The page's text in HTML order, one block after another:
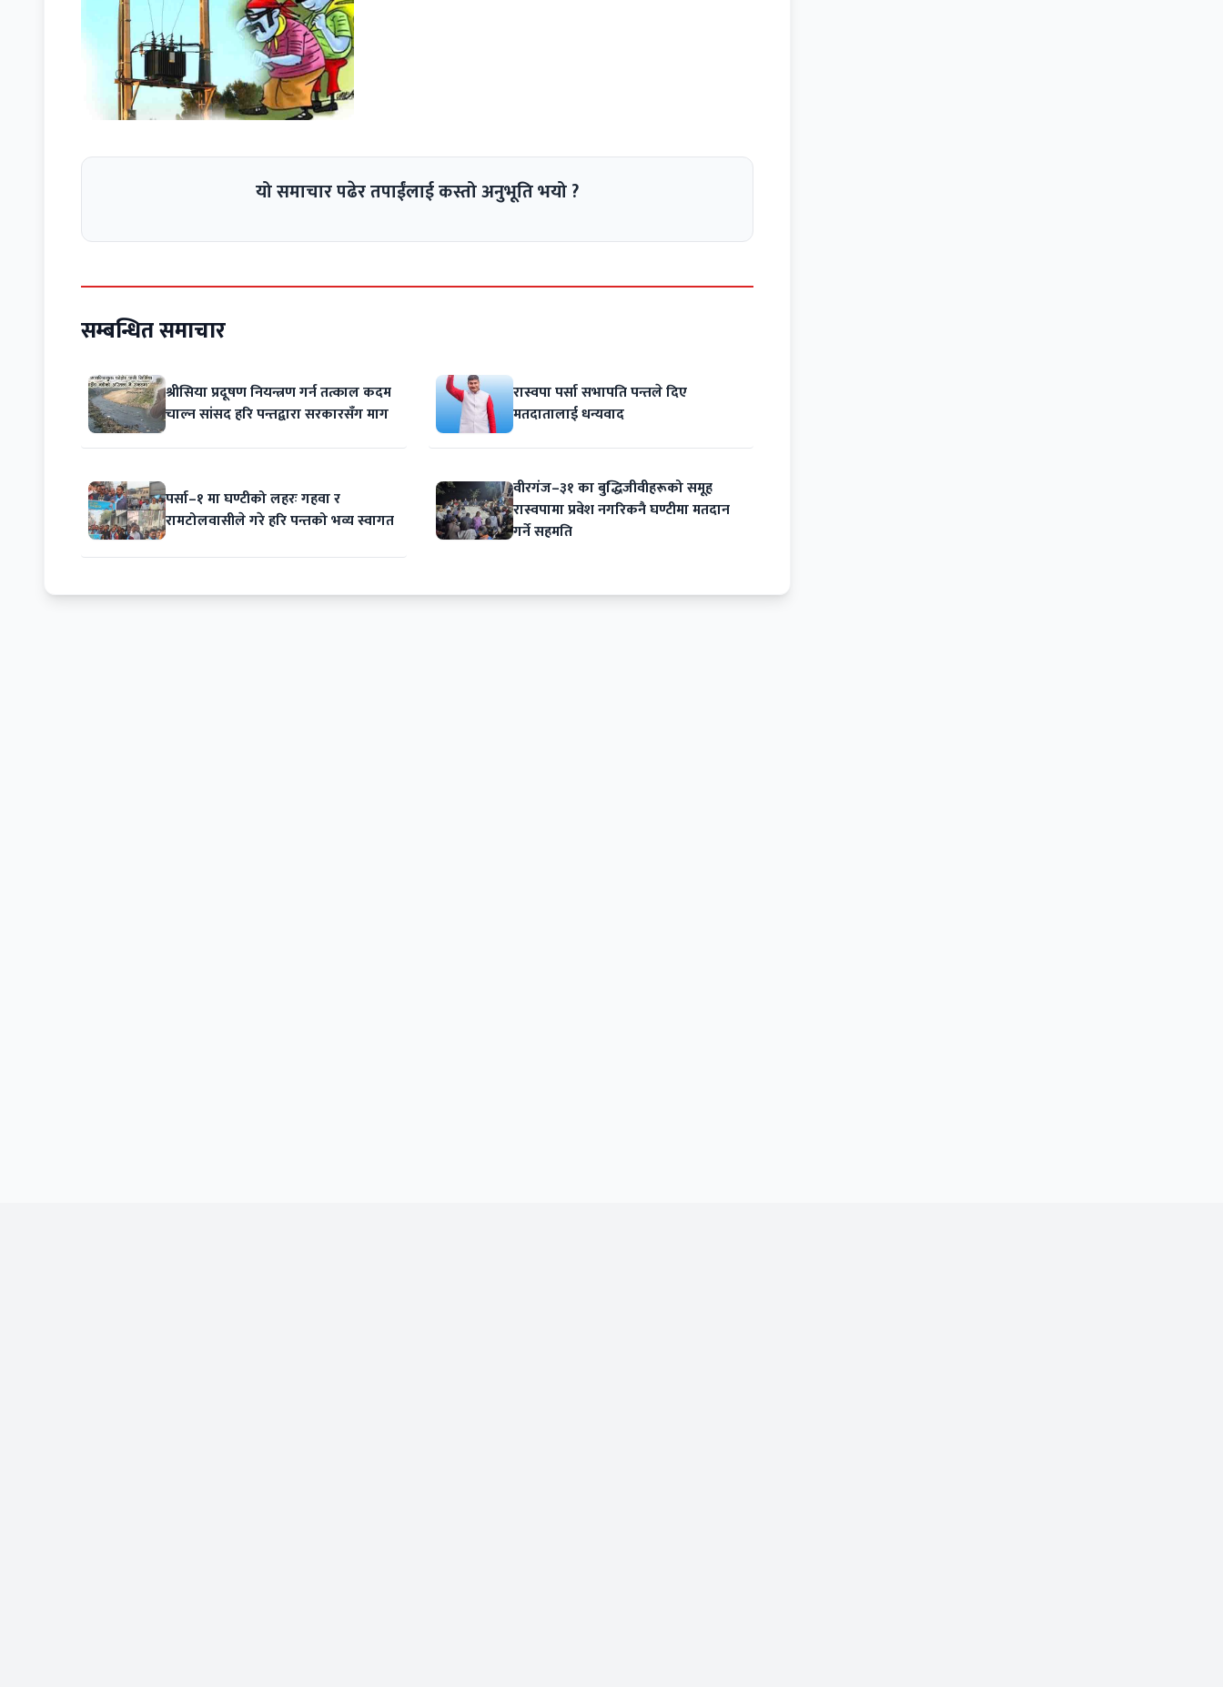
यो समाचार पढेर तपाईंलाई कस्तो अनुभूति भयो ?
सम्बन्धित समाचार
श्रीसिया प्रदूषण नियन्त्रण गर्न तत्काल कदम
चाल्न सांसद हरि पन्तद्वारा सरकारसँग माग
रास्वपा पर्सा सभापति पन्तले दिए
मतदातालाई धन्यवाद
पर्सा–१ मा घण्टीको लहरः गहवा र
रामटोलवासीले गरे हरि पन्तको भव्य स्वागत
वीरगंज–३१ का बुद्धिजीवीहरूको समूह
रास्वपामा प्रवेश नगरिकनै घण्टीमा मतदान
गर्ने सहमति